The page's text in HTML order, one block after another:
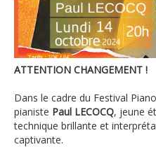
ATTENTION CHANGEMENT !
Dans le cadre du Festival
pianiste Paul LECOCQ, jeune
technique brillante et
captivante.